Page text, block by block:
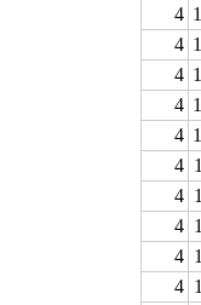
4
4
4
4
4
4
4
4
4
4